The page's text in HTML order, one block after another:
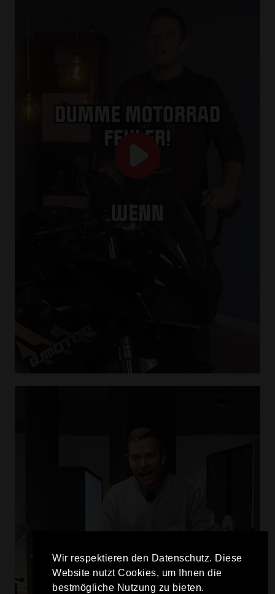
Wir respektieren den Datenschutz. Diese
Website nutzt Cookies, um Ihnen die
bestmögliche Nutzung zu bieten.